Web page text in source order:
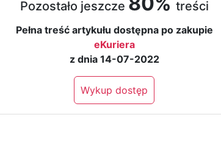
Pozostało jeszcze treści
Pełna treść artykułu dostępna po zakupie
eKuriera
z dnia 14-07-2022
Wykup dostęp